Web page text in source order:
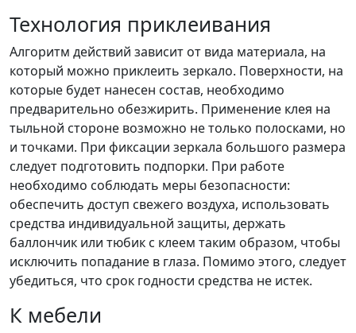
Технология приклеивания
Алгоритм действий зависит от вида материала, на
который можно приклеить зеркало. Поверхности, на
которые будет нанесен состав, необходимо
предварительно обезжирить. Применение клея на
тыльной стороне возможно не только полосками, но
и точками. При фиксации зеркала большого размера
следует подготовить подпорки. При работе
необходимо соблюдать меры безопасности:
обеспечить доступ свежего воздуха, использовать
средства индивидуальной защиты, держать
баллончик или тюбик с клеем таким образом, чтобы
исключить попадание в глаза. Помимо этого, следует
убедиться, что срок годности средства не истек.
К мебели